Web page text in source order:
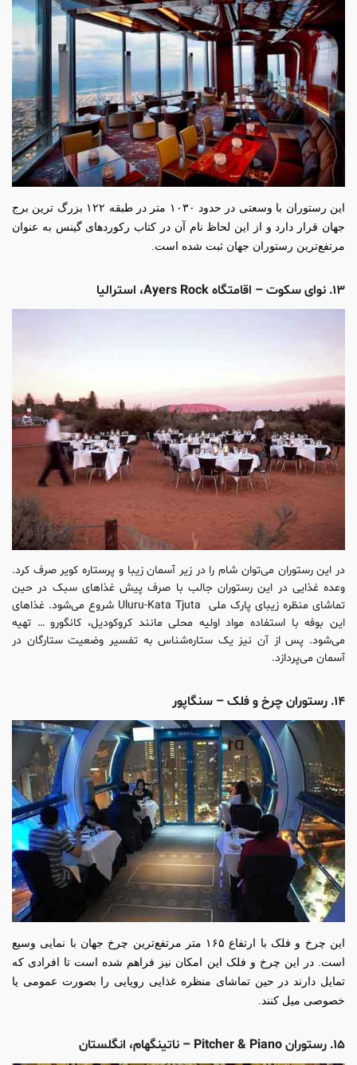
این رستوران با وسعتی در حدود ۱۰۳۰ متر در طبقه ۱۲۲ بزرگ ترین برج
جهان قرار دارد و از این لحاظ نام آن در کتاب رکوردهای گینس به عنوان
مرتفع‌ترین رستوران جهان ثبت شده است.
۱۳. نوای سکوت – اقامتگاه Ayers Rock، استرالیا
در این رستوران می‌توان شام را در زیر آسمان زیبا و پرستاره کویر صرف کرد.
وعده غذایی در این رستوران جالب با صرف پیش غذاهای سبک در حین
تماشای منظره زیبای پارک ملی Uluru-Kata Tjuta شروع می‌شود. غذاهای
این بوفه با استفاده مواد اولیه محلی مانند کروکودیل، کانگورو … تهیه
می‌شود. پس از آن نیز یک ستاره‌شناس به تفسیر وضعیت ستارگان در
آسمان می‌پردازد.
۱۴. رستوران چرخ و فلک – سنگاپور
این چرخ و فلک با ارتفاع ۱۶۵ متر مرتفع‌ترین چرخ جهان با نمایی وسیع
است. در این چرخ و فلک این امکان نیز فراهم شده است تا افرادی که
تمایل دارند در حین تماشای منظره غذایی رویایی را بصورت عمومی یا
خصوصی میل کنند.
۱۵. رستوران Pitcher & Piano – ناتینگهام، انگلستان